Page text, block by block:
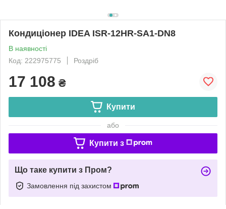
Кондиціонер IDEA ISR-12HR-SA1-DN8
В наявності
Код: 222975775
Роздріб
17 108 ₴
Купити
або
Купити з
Що таке купити з Пром?
Замовлення під захистом